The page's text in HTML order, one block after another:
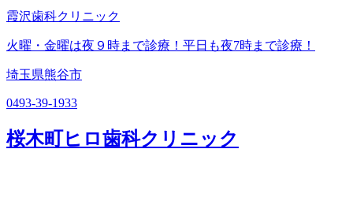
霞沢歯科クリニック
火曜・金曜は夜９時まで診療！平日も夜7時まで診療！
埼玉県熊谷市
0493-39-1933
桜木町ヒロ歯科クリニック